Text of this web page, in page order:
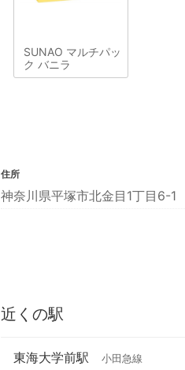
SUNAO マルチパッ
ク バニラ
住所
神奈川県平塚市北金目1丁目6-1
近くの駅
東海大学前駅 小田急線